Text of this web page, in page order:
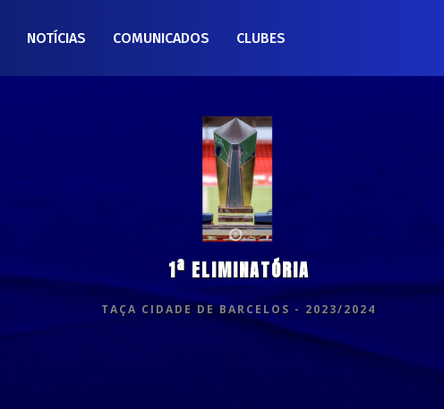
NOTÍCIAS COMUNICADOS CLUBES
1ª ELIMINATÓRIA
TAÇA CIDADE DE BARCELOS - 2023/2024